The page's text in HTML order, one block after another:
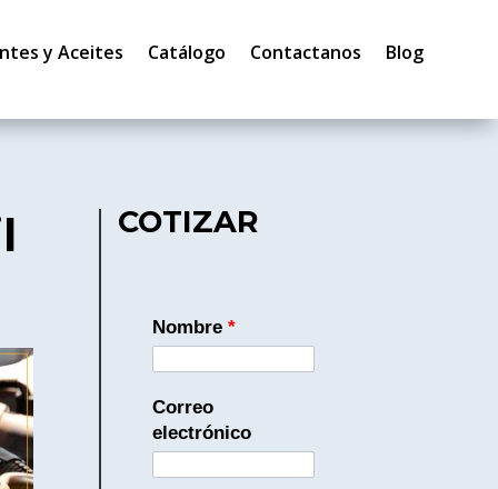
y Aceites Catálogo Contactanos Blog
COTIZAR
Nombre*
Correo
electrónico